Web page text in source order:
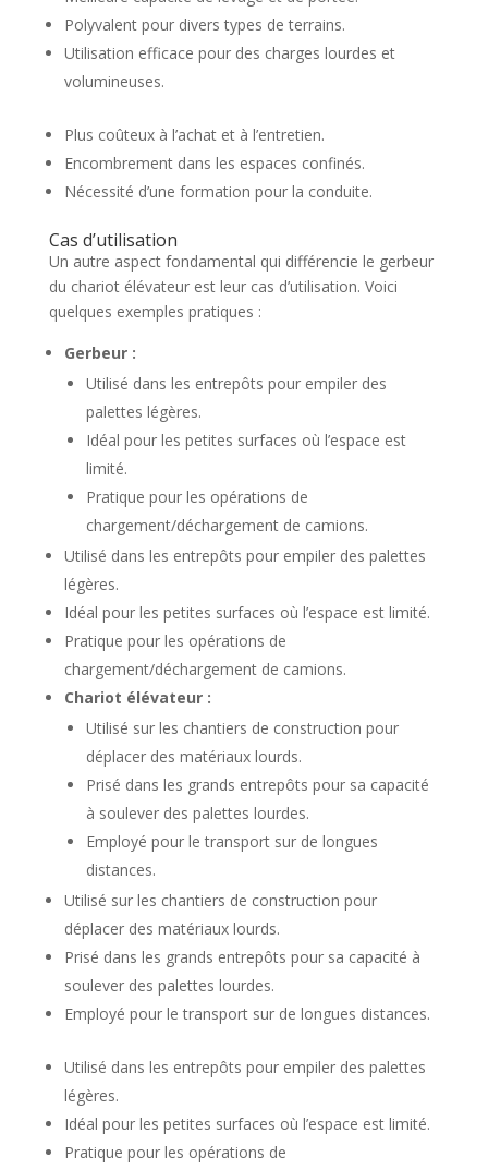
Polyvalent pour divers types de terrains.
Utilisation efficace pour des charges lourdes et
volumineuses.
Plus coûteux à l’achat et à l’entretien.
Encombrement dans les espaces confinés.
Nécessité d’une formation pour la conduite.
Cas d’utilisation
Un autre aspect fondamental qui différencie le gerbeur
du chariot élévateur est leur cas d’utilisation. Voici
quelques exemples pratiques :
Gerbeur :
Utilisé dans les entrepôts pour empiler des
palettes légères.
Idéal pour les petites surfaces où l’espace est
limité.
Pratique pour les opérations de
chargement/déchargement de camions.
Utilisé dans les entrepôts pour empiler des palettes
légères.
Idéal pour les petites surfaces où l’espace est limité.
Pratique pour les opérations de
chargement/déchargement de camions.
Chariot élévateur :
Utilisé sur les chantiers de construction pour
déplacer des matériaux lourds.
Prisé dans les grands entrepôts pour sa capacité
à soulever des palettes lourdes.
Employé pour le transport sur de longues
distances.
Utilisé sur les chantiers de construction pour
déplacer des matériaux lourds.
Prisé dans les grands entrepôts pour sa capacité à
soulever des palettes lourdes.
Employé pour le transport sur de longues distances.
Utilisé dans les entrepôts pour empiler des palettes
légères.
Idéal pour les petites surfaces où l’espace est limité.
Pratique pour les opérations de